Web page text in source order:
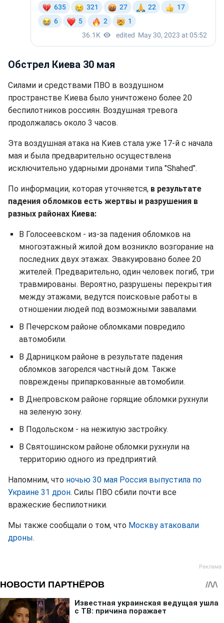
Обстрел Киева 30 мая
Силами и средствами ПВО в воздушном
пространстве Киева было уничтожено более 20
беспилотников россиян. Воздушная тревога
продолжалась около 3 часов.
Эта воздушная атака на Киев стала уже 17-й с начала
мая и была предварительно осуществлена
исключительно ударными дронами типа "Shahed".
По информации, которая уточняется, в результате
падения обломков есть жертвы и разрушения в
разных районах Киева:
В Голосеевском - из-за падения обломков на
многоэтажный жилой дом возникло возгорание на
последних двух этажах. Эвакуировано более 20
жителей. Предварительно, один человек погиб, три
травмированы. Вероятно, разрушены перекрытия
между этажами, ведутся поисковые работы в
отношении людей под возможными завалами.
В Печерском районе обломками повредило
автомобили.
В Дарницком районе в результате падения
обломков загорелся частный дом. Также
повреждены припаркованные автомобили.
В Днепровском районе горящие обломки рухнули
на зеленую зону.
В Подольском - на нежилую застройку.
В Святошинском районе обломки рухнули на
территорию одного из предприятий.
Напомним, что ночью 30 мая Россия выпустила по
Украине 31 дрон. Силы ПВО сбили почти все
вражеские беспилотники.
Мы также сообщали о том, что Москву атаковали
дроны.